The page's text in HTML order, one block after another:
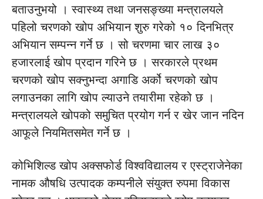
बताउनुभयो । स्वास्थ्य तथा जनसङ्ख्या मन्त्रालयले
पहिलो चरणको खोप अभियान शुरु गरेको १० दिनभित्र
अभियान सम्पन्न गर्ने छ । सो चरणमा चार लाख ३०
हजारलाई खोप प्रदान गरिने छ । सरकारले प्रथम
चरणको खोप सक्नुभन्दा अगाडि अर्को चरणको खोप
लगाउनका लागि खोप ल्याउने तयारीमा रहेको छ ।
मन्त्रालयले खोपको समुचित प्रयोग गर्न र खेर जान नदिन
आफूले नियमितसमेत गर्ने छ ।
कोभिशिल्ड खोप अक्सफोर्ड विश्वविद्यालय र एस्ट्राजेनेका
नामक औषधि उत्पादक कम्पनीले संयुक्त रुपमा विकास